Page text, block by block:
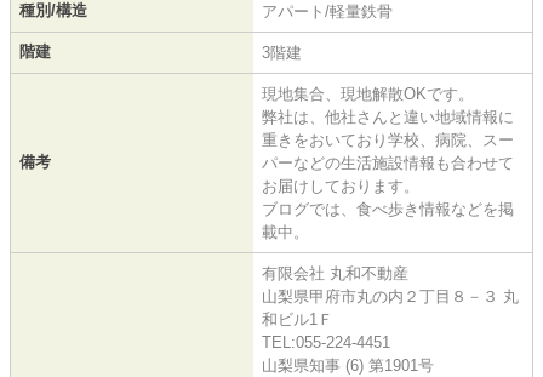
種別/構造 アパート/軽量鉄骨
階建 3階建
備考
現地集合、現地解散OKです。
弊社は、他社さんと違い地域情報に
重きをおいており学校、病院、スー
パーなどの生活施設情報も合わせて
お届けしております。
ブログでは、食べ歩き情報などを掲
載中。
有限会社 丸和不動産
山梨県甲府市丸の内２丁目８－３ 丸
和ビル1Ｆ
TEL:055-224-4451
山梨県知事 (6) 第1901号